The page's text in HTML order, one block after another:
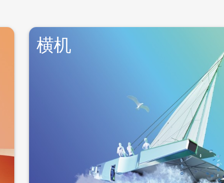
横机
横机上最多可以装有4个呈V字形屋顶状对立的针床。
运动也是通过三角进行的。三角固定在横机的机头上
横机典型的应用领域是制造外衣，例如毛衣、夹克、
等配件，此外也为产业用纺织品领域制造座椅套等立